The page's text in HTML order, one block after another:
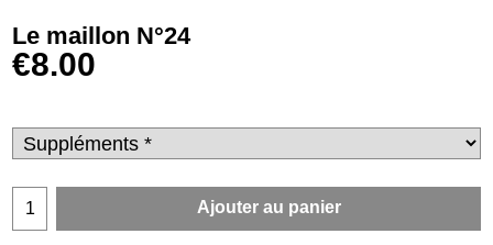
Le maillon N°24
€8.00
Ajouter au panier